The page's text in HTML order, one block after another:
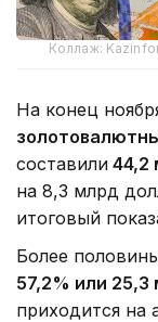
Коллаж:
На конец
составили 44,2
на 8,3 млрд
итоговый
Более
57,2% или
приходится на